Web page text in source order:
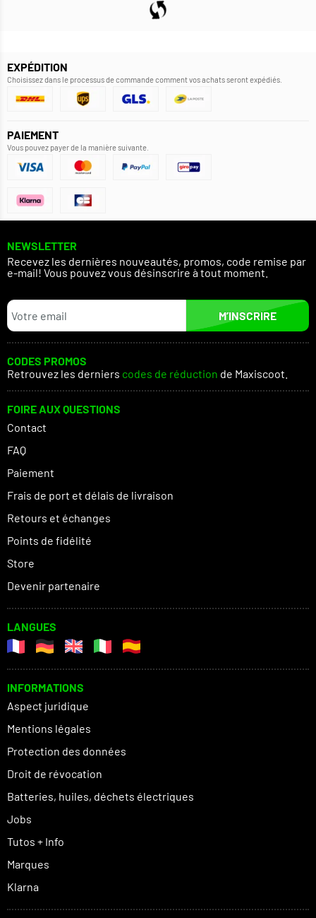
EXPÉDITION
Choisissez dans le processus de commande comment vos achats seront expédiés.
PAIEMENT
Vous pouvez payer de la manière suivante.
NEWSLETTER
Recevez les dernières nouveautés, promos, code remise par
e-mail! Vous pouvez vous désinscrire à tout moment.
M’INSCRIRE
CODES PROMOS
Retrouvez les derniers codes de réduction de Maxiscoot.
FOIRE AUX QUESTIONS
Contact
FAQ
Paiement
Frais de port et délais de livraison
Retours et échanges
Points de fidélité
Store
Devenir partenaire
LANGUES
INFORMATIONS
Aspect juridique
Mentions légales
Protection des données
Droit de révocation
Batteries, huiles, déchets électriques
Jobs
Tutos + Info
Marques
Klarna